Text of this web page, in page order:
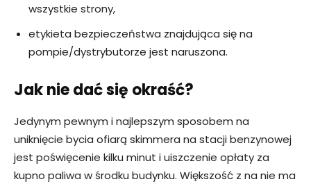
wszystkie strony,
etykieta bezpieczeństwa znajdująca się na
pompie/dystrybutorze jest naruszona.
Jak nie dać się okraść?
Jedynym pewnym i najlepszym sposobem na
uniknięcie bycia ofiarą skimmera na stacji benzynowej
jest poświęcenie kilku minut i uiszczenie opłaty za
kupno paliwa w środku budynku. Większość z na nie ma